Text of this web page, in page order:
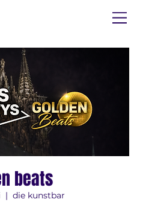
beats
  |
die kunstbar